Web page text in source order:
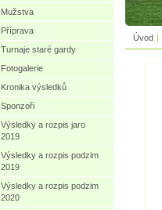
Úvod |
Mužstva
Příprava
Turnaje staré gardy
Fotogalerie
Kronika výsledků
Sponzoři
Výsledky a rozpis jaro
2019
Výsledky a rozpis podzim
2019
Výsledky a rozpis podzim
2020